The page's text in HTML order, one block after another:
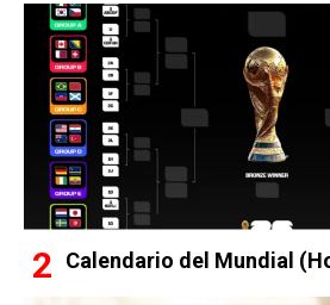
Calendario del Mundial